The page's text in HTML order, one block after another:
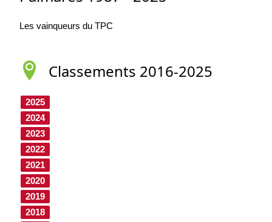
Les vainqueurs du TPC
Classements 2016-2025
2025
2024
2023
2022
2021
2020
2019
2018